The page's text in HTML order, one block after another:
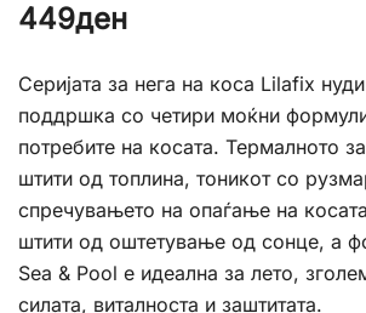
449ден
Серијата за нега на коса Lilafix
поддршка со четири моќни
потребите на косата. Термалното
штити од топлина, тоникот со
спречувањето на опаѓање на
штити од оштетување од сонце, а
Sea & Pool е идеална за лето,
силата, виталноста и заштитата.